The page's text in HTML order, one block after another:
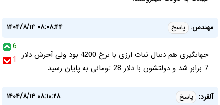
مهندس: پاسخ
۱۴۰۴/۸/۱۴ ۰۸:۰۸:۴۴
6
1 جهانگیری هم دنبال ثبات ارزی با نرخ 4200 بود ولی آخرش دلار
7 برابر شد و دولتشون با دلار 28 تومانی به پایان رسید
آلفرد: پاسخ
۱۴۰۴/۸/۱۴ ۰۸:۱۰:۲۸